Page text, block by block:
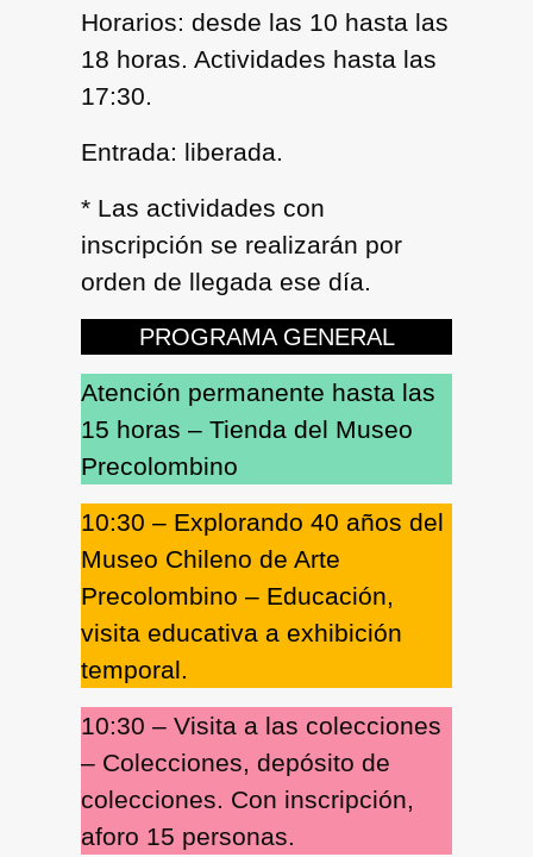
Horarios: desde las 10 hasta las
18 horas. Actividades hasta las
17:30.
Entrada: liberada.
* Las actividades con
inscripción se realizarán por
orden de llegada ese día.
PROGRAMA GENERAL
Atención permanente hasta las
15 horas –Tienda del Museo
Precolombino
10:30 – Explorando 40 años del
Museo Chileno de Arte
Precolombino – Educación,
visita educativa a exhibición
temporal.
10:30 – Visita a las colecciones
– Colecciones, depósito de
colecciones. Con inscripción,
aforo 15 personas.